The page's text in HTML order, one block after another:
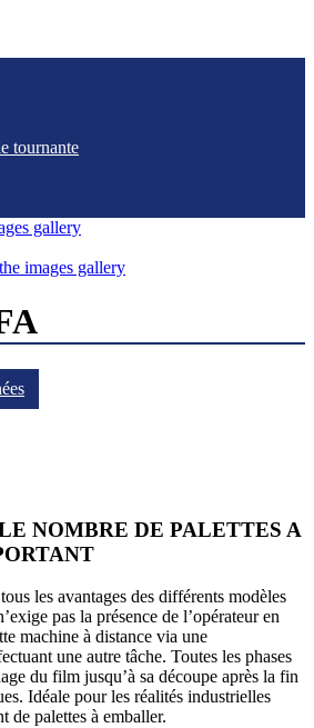
tournante
gallery
images gallery
NOMBRE DE PALETTES A
les avantages des différents modèles
pas la présence de l’opérateur en
machine à distance via une
une autre tâche. Toutes les phases
du film jusqu’à sa découpe après la fin
Idéale pour les réalités industrielles
de palettes à emballer.